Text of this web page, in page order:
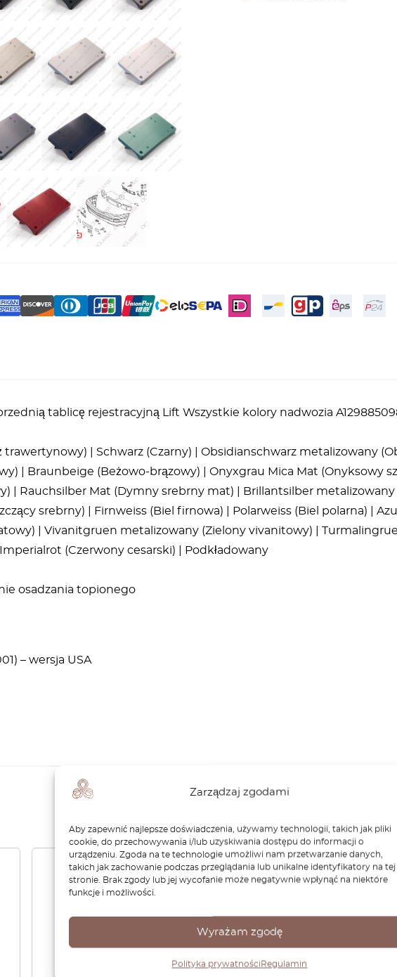
Zarządzaj zgodami
Aby zapewnić najlepsze doświadczenia, używamy technologii, takich jak pliki
cookie, do przechowywania i/lub uzyskiwania dostępu do informacji o
urządzeniu. Zgoda na te technologie umożliwi nam przetwarzanie danych,
takich jak zachowanie podczas przeglądania lub unikalne identyfikatory na tej
stronie. Brak zgody lub jej wycofanie może negatywnie wpłynąć na niektóre
funkcje i możliwości.
Wyrażam zgodę
Polityka prywatności Regulamin
tablicę rejestracyjną Lift Wszystkie kolory nadwozia
trawertynowy) | Schwarz (Czarny) | Obsidianschwarz metalizowany
| Braunbeige (Beżowo-brązowy) | Onyxgrau Mica Mat (Onyksowy
| Rauchsilber Mat (Dymny srebrny mat) | Brillantsilber metalizowany
srebrny) | Firnweiss (Biel firnowa) | Polarweiss (Biel polarna) |
| Vivanitgruen metalizowany (Zielony vivanitowy) |
(Czerwony cesarski) | Podkładowany
osadzania topionego
– wersja USA
Podobne produkty